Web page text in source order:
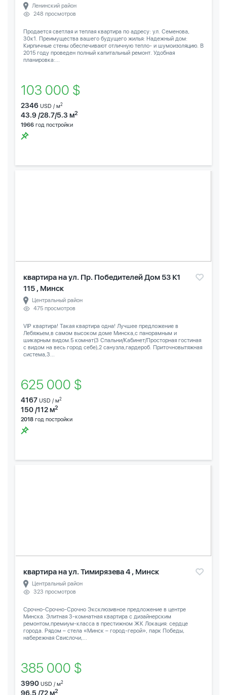
Ленинский район
248 просмотров
Продается светлая и теплая квартира по адресу: ул. Семенова,
30к1. Преимущества вашего будущего жилья: Надежный дом:
Кирпичные стены обеспечивают отличную тепло- и шумоизоляцию. В
2015 году проведен полный капитальный ремонт. Удобная
планировка:...
103 000 $
2346 USD / м2
43.9 /28.7/5.3 м2
1966 год постройки
квартира на ул. Пр. Победителей Дом 53 К1
115 , Минск
Центральный район
475 просмотров
VIP квартира! Такая квартира одна! Лучшее предложение в
Лебяжьем,в самом высоком доме Минска,с панорамным и
шикарным видом.5 комнат(3 Спальни/Кабинет/Просторная гостиная
с видом на весь город себе),2 санузла,гардероб. Приточновытяжная
система,3...
625 000 $
4167 USD / м2
150 /112 м2
2018 год постройки
квартира на ул. Тимирязева 4 , Минск
Центральный район
323 просмотров
Срочно-Срочно-Срочно Эксклюзивное предложение в центре
Минска. Элитная 3-комнатная квартира с дизайнерским
ремонтом,премиум-класса в престижном ЖК Локация: сердце
города. Рядом – стела «Минск – город-герой», парк Победы,
набережная Свислочи,...
385 000 $
3990 USD / м2
96.5 /72 м2